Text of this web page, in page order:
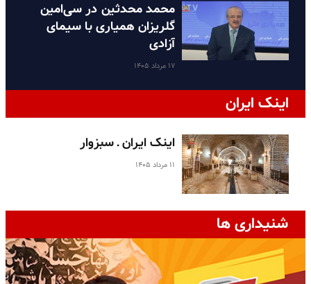
محمد محدثین در سی‌امین
گلریزان همیاری با سیمای
آزادی
۱۷ مرداد ۱۴۰۵
اینک ایران
اینک ایران ـ سبزوار
۱۱ مرداد ۱۴۰۵
شنیداری ها